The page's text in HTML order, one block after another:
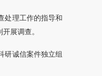
处理工作的指导和
展调查。
研诚信案件独立组